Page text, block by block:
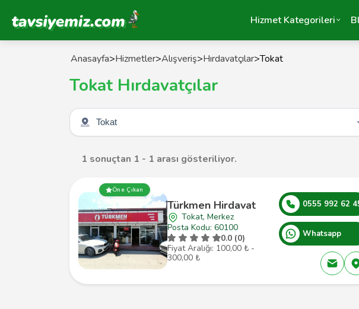
Tavsiyemiz Anasayfa Hizmet Kategorileri
Anasayfa>Hizmetler>Alışveriş>Hırdavatçılar>Tokat
Tokat Hırdavatçılar
Şehir seçin
1 sonuçtan 1 - 1 arası gösteriliyor.
Öne Çıkan
Türkmen Hirdavat
Tokat, Merkez
Posta Kodu: 60100
0.0 (0)
Fiyat Aralığı: 100,00 ₺ -
300,00 ₺
0555 992 62
Whatsapp